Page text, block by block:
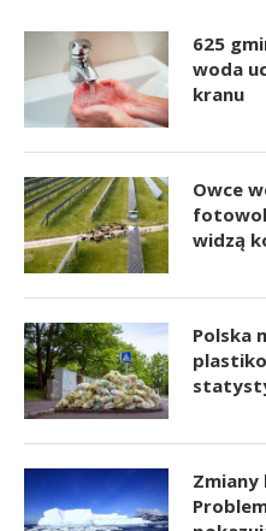
625
woda
kranu
Owce
widzą
Polska
Zmiany